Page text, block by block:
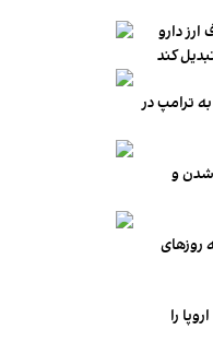
دارو
ترامپ در
شدن و
روزهای
را